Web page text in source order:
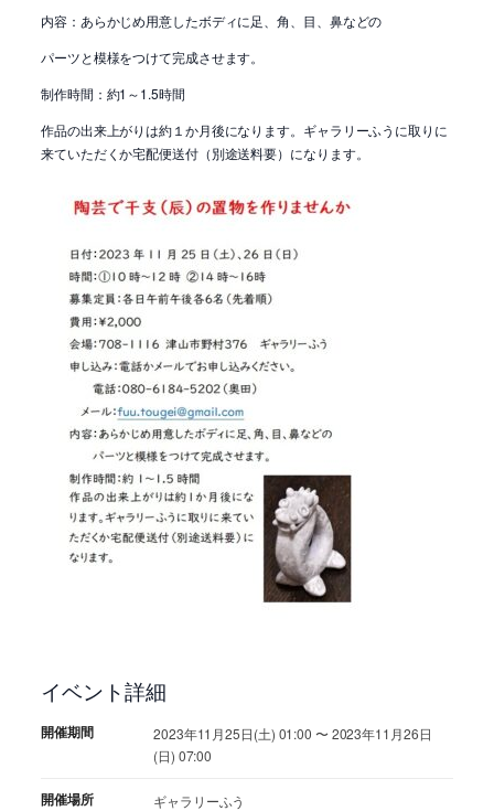
内容：あらかじめ用意したボディに足、角、目、鼻などの
パーツと模様をつけて完成させます。
制作時間：約1～1.5時間
作品の出来上がりは約１か月後になります。ギャラリーふうに取りに
来ていただくか宅配便送付（別途送料要）になります。
イベント詳細
開催期間
2023年11月25日(土) 01:00 〜 2023年11月26日
(日) 07:00
開催場所 ギャラリーふう